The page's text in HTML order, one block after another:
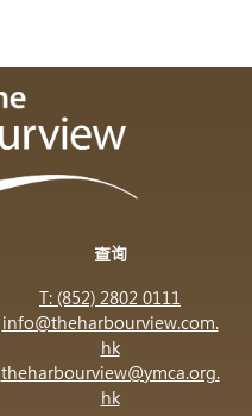
查询
T: (852) 2802 0111
info@theharbourview.com.
hk
theharbourview@ymca.org.
hk